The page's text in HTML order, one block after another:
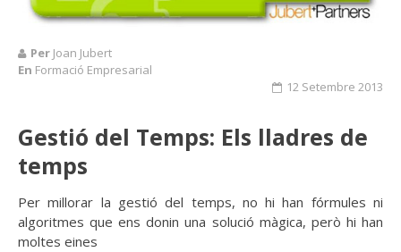
Per Joan Jubert
En Formació Empresarial
12 Setembre 2013
Gestió del Temps: Els lladres de
temps
Per millorar la gestió del temps, no hi han fórmules ni
algoritmes que ens donin una solució màgica, però hi han
moltes eines